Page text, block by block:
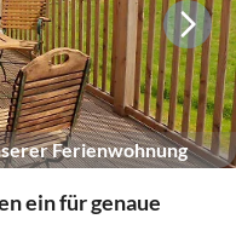
Ferienwohnung
ein für genaue